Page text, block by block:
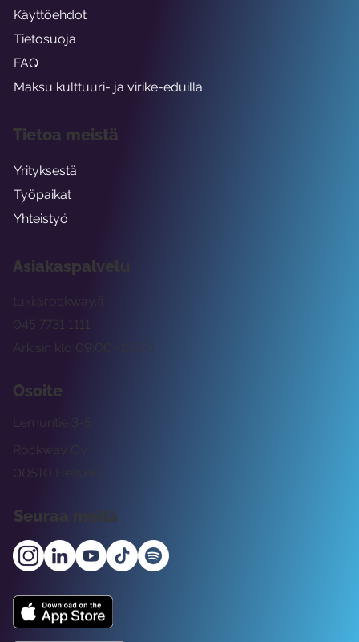
Asiakaspalvelu
tuki@rockway.fi
Arkisin klo 09:00 -15:00
045 7731 1111
Osoite
Rockway Oy
Lemuntie 3-5
00510 Helsinki
Seuraa meitä
Käyttöehdot
Tietosuoja
FAQ
Maksu kulttuuri- ja virike-eduilla
Tietoa meistä
Yrityksestä
Työpaikat
Yhteistyö